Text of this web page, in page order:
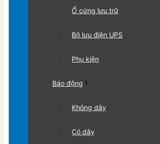
Ổ cứng lưu trữ
Bộ lưu điện UPS
Phụ kiện
Báo động
Không dây
Có dây